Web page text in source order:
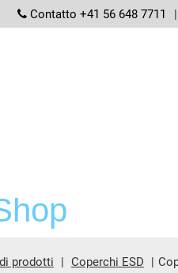
Contatto +41 56 648 7711
prodotti Coperchi ESD